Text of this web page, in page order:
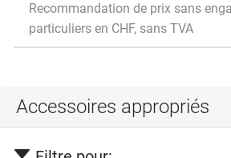
Recommandation de prix sans
particuliers en CHF, sans TVA
Accessoires appropriés